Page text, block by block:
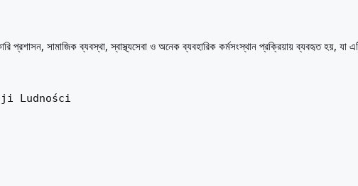
প্রশাসন, সামাজিক ব্যবস্থা, স্বাস্থ্যসেবা ও অনেক ব্যবহারিক কর্মসংস্থান প্রক্রিয়ায় ব্যবহৃত হয়, যা
Ludności